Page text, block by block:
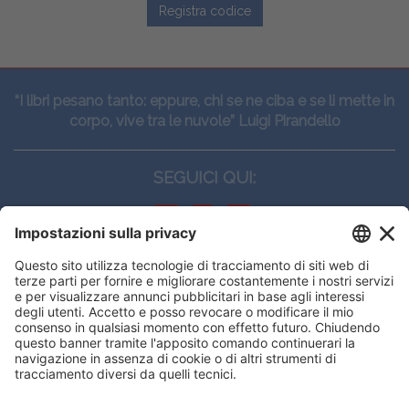
Registra codice
“I libri pesano tanto: eppure, chi se ne ciba e se li mette in
corpo, vive tra le nuvole” Luigi Pirandello
SEGUICI QUI:
CONTATTI
Edi.Ermes srl
Viale E. Forlanini, 21 - 20134, Milano
(+39)027021121
E-mail:eeinfo@eenet.it